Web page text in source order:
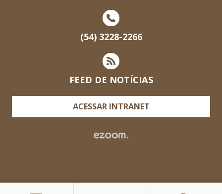
(54) 3228-2266
FEED DE NOTÍCIAS
ACESSAR INTRANET